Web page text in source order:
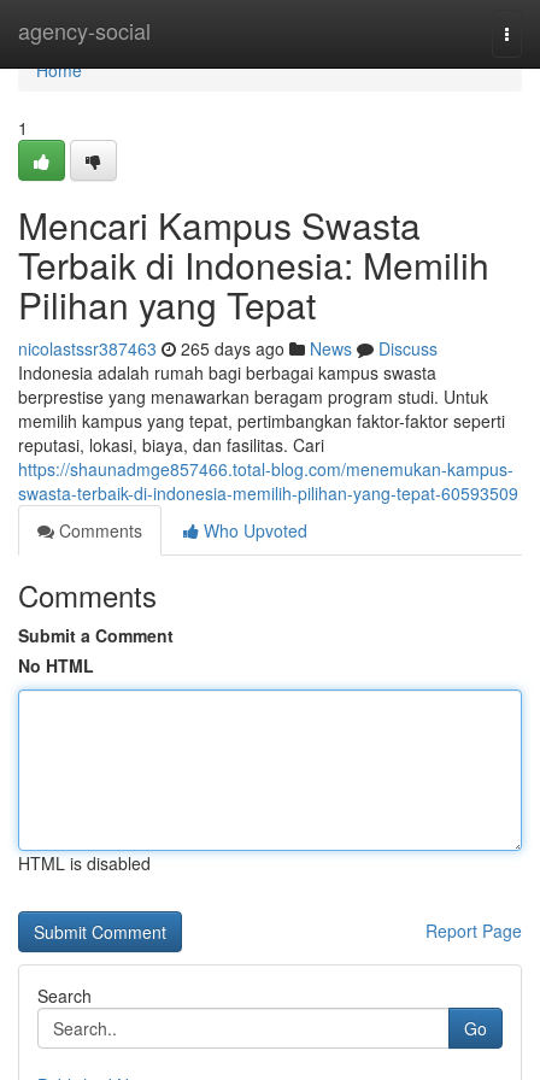
agency-social
Home
Home
1
Mencari Kampus Swasta
Terbaik di Indonesia: Memilih
Pilihan yang Tepat
nicolastssr387463 265 days ago News
Discuss
Indonesia adalah rumah bagi berbagai kampus swasta
berprestise yang menawarkan beragam program studi. Untuk
memilih kampus yang tepat, pertimbangkan faktor-faktor seperti
reputasi, lokasi, biaya, dan fasilitas. Cari
https://shaunadmge857466.total-blog.com/menemukan-kampus-
swasta-terbaik-di-indonesia-memilih-pilihan-yang-tepat-60593509
Comments
Who Upvoted
Comments
Submit a Comment
No HTML
HTML is disabled
Report Page
Search
Go